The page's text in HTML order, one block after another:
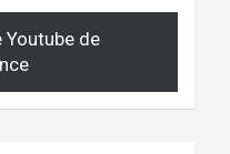
Youtube de